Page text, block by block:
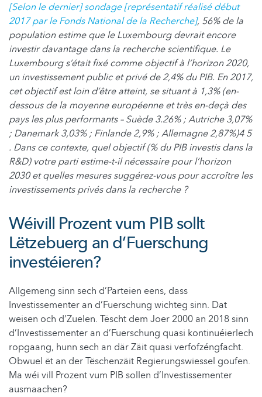
[Selon le dernier] sondage [représentatif réalisé début
2017 par le Fonds National de la Recherche], 56% de la
population estime que le Luxembourg devrait encore
investir davantage dans la recherche scientifique. Le
Luxembourg s’était fixé comme objectif à l’horizon 2020,
un investissement public et privé de 2,4% du PIB. En 2017,
cet objectif est loin d’être atteint, se situant à 1,3% (en-
dessous de la moyenne européenne et très en-deçà des
pays les plus performants – Suède 3.26% ; Autriche 3,07%
; Danemark 3,03% ; Finlande 2,9% ; Allemagne 2,87%)4 5
. Dans ce contexte, quel objectif (% du PIB investis dans la
R&D) votre parti estime-t-il nécessaire pour l’horizon
2030 et quelles mesures suggérez-vous pour accroître les
investissements privés dans la recherche ?
Wéivill Prozent vum PIB sollt
Lëtzebuerg an d’Fuerschung
investéieren?
Allgemeng sinn sech d’Parteien eens, dass
Investissementer an d’Fuerschung wichteg sinn. Dat
weisen och d’Zuelen. Tëscht dem Joer 2000 an 2018 sinn
d’Investissementer an d’Fuerschung quasi kontinuéierlech
ropgaang, hunn sech an där Zäit quasi verfofzéngfacht.
Obwuel ët an der Tëschenzäit Regierungswiessel goufen.
Ma wéi vill Prozent vum PIB sollen d’Investissementer
ausmaachen?